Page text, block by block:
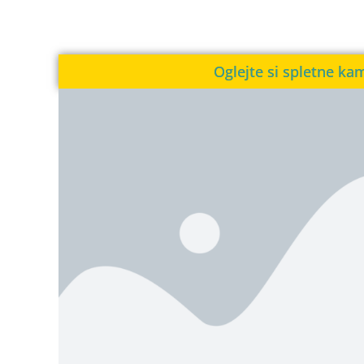
Oglejte si spletne